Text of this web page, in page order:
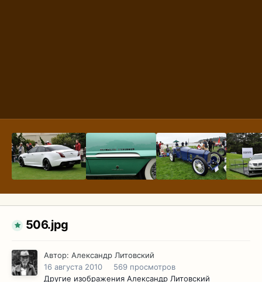
506.jpg
Автор: Александр Литовский
16 августа 2010
569 просмотров
Другие изображения Александр Литовский